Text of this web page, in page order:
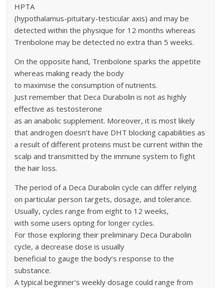
HPTA
(hypothalamus-pituitary-testicular axis) and may be
detected within the physique for 12 months whereas
Trenbolone may be detected no extra than 5 weeks.
On the opposite hand, Trenbolone sparks the appetite
whereas making ready the body
to maximise the consumption of nutrients.
Just remember that Deca Durabolin is not as highly
effective as testosterone
as an anabolic supplement. Moreover, it is most likely
that androgen doesn’t have DHT blocking capabilities as
a result of different proteins must be current within the
scalp and transmitted by the immune system to fight
the hair loss.
The period of a Deca Durabolin cycle can differ relying
on particular person targets, dosage, and tolerance.
Usually, cycles range from eight to 12 weeks,
with some users opting for longer cycles.
For those exploring their preliminary Deca Durabolin
cycle, a decrease dose is usually
beneficial to gauge the body’s response to the
substance.
A typical beginner’s weekly dosage could range from